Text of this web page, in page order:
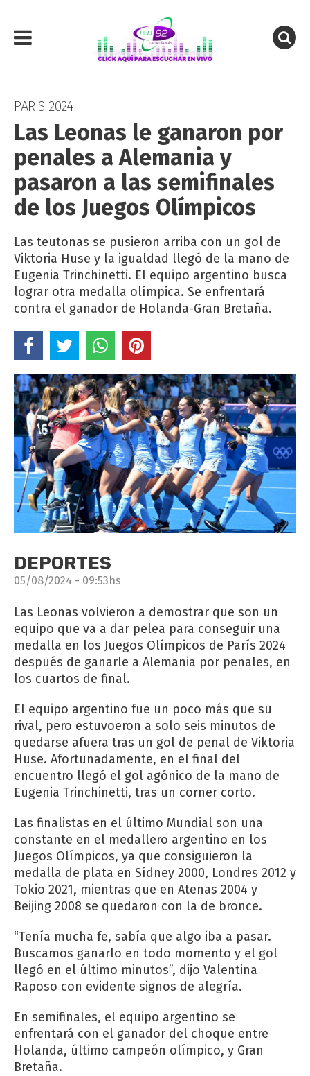
PARIS 2024
Las Leonas le ganaron por
penales a Alemania y
pasaron a las semifinales
de los Juegos Olímpicos
Las teutonas se pusieron arriba con un gol de
Viktoria Huse y la igualdad llegó de la mano de
Eugenia Trinchinetti. El equipo argentino busca
lograr otra medalla olímpica. Se enfrentará
contra el ganador de Holanda-Gran Bretaña.
DEPORTES
05/08/2024 - 09:53hs
Las Leonas volvieron a demostrar que son un
equipo que va a dar pelea para conseguir una
medalla en los Juegos Olímpicos de París 2024
después de ganarle a Alemania por penales, en
los cuartos de final.
El equipo argentino fue un poco más que su
rival, pero estuvoeron a solo seis minutos de
quedarse afuera tras un gol de penal de Viktoria
Huse. Afortunadamente, en el final del
encuentro llegó el gol agónico de la mano de
Eugenia Trinchinetti, tras un corner corto.
Las finalistas en el último Mundial son una
constante en el medallero argentino en los
Juegos Olímpicos, ya que consiguieron la
medalla de plata en Sídney 2000, Londres 2012 y
Tokio 2021, mientras que en Atenas 2004 y
Beijing 2008 se quedaron con la de bronce.
“Tenía mucha fe, sabía que algo iba a pasar.
Buscamos ganarlo en todo momento y el gol
llegó en el último minutos”, dijo Valentina
Raposo con evidente signos de alegría.
En semifinales, el equipo argentino se
enfrentará con el ganador del choque entre
Holanda, último campeón olímpico, y Gran
Bretaña.